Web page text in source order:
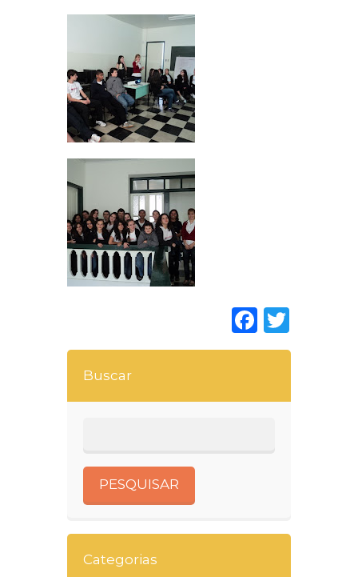
Buscar
Categorias